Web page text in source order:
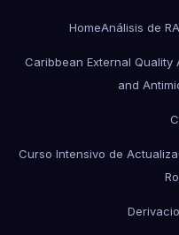
HomeAnálisis de
Caribbean External
and
Curso Intensivo de